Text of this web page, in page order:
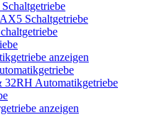
Schaltgetriebe
anzeigen
32RH Automatikgetriebe
anzeigen